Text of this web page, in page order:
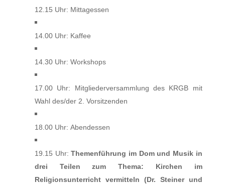
12.15 Uhr: Mittagessen
14.00 Uhr: Kaffee
14.30 Uhr: Workshops
17.00 Uhr: Mitgliederversammlung des KRGB mit
Wahl des/der 2. Vorsitzenden
18.00 Uhr: Abendessen
19.15 Uhr:Themenführung im Dom und Musik in
drei Teilen zum Thema: Kirchen im
Religionsunterricht vermitteln (Dr. Steiner und